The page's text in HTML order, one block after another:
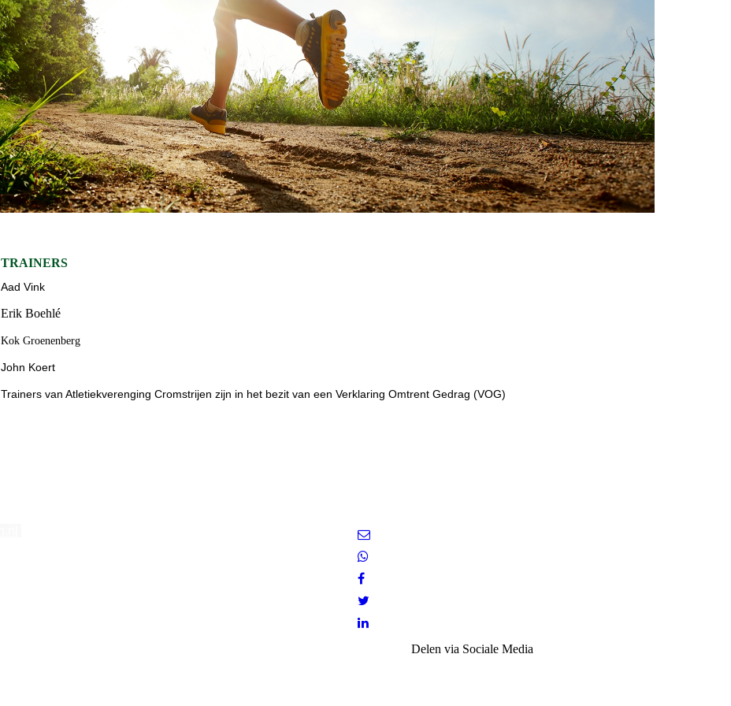
TRAINERS
Aad Vink
Erik Boehlé
Kok Groenenberg
John Koert
Trainers van Atletiekverenging Cromstrijen zijn in het bezit van een Verklaring Omtrent Gedrag (VOG)
Delen via Sociale Media